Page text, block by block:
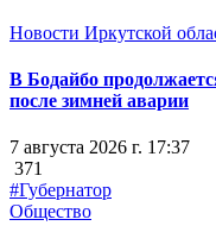
Новости Иркутской
В Бодайбо
после зимней аварии
7 августа 2026 г. 17:37
371
#Губернатор
Общество